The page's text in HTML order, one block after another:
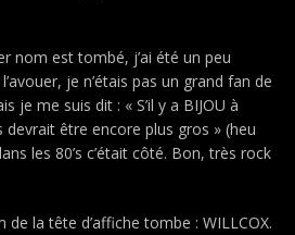
nom est tombé, j’ai été un peu
je n’étais pas un grand fan de
je me suis dit : « S’il y a BIJOU à
devrait être encore plus gros » (heu
les 80’s c’était côté. Bon, très rock
de la tête d’affiche tombe : WILLCOX.